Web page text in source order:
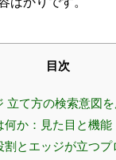
目次
立て方の検索意図
何か：見た目と機能
割とエッジが立つプ